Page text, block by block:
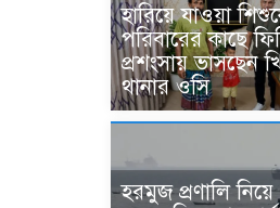
হারিয়ে যাওয়া
পরিবারের কাছে
প্রশংসায় ভাসছেন
থানার ওসি
হরমুজ প্রণালি